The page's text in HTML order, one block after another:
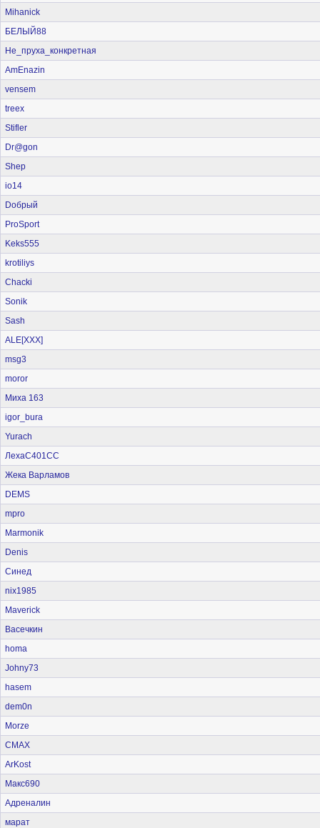
Mihanick
БЕЛЫЙ88
Не_пруха_конкретная
AmEnazin
vensem
treex
Stifler
Dr@gon
Shep
io14
Dобрый
ProSport
Keks555
krotiliys
Chacki
Sonik
Sash
ALE[XXX]
msg3
moror
Миха 163
igor_bura
Yurach
ЛехаС401СС
Жека Варламов
DEMS
mpro
Marmonik
Denis
Синед
nix1985
Maverick
Васечкин
homa
Johny73
hasem
dem0n
Morze
CMAX
ArKost
Макс690
Адреналин
марат